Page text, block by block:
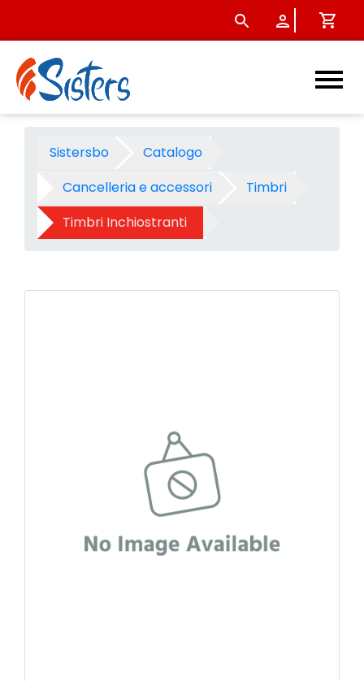
Timbro Trodat Printy 4927
Sistersbo
Catalogo
Cancelleria e accessori
Timbri
Timbri Inchiostranti